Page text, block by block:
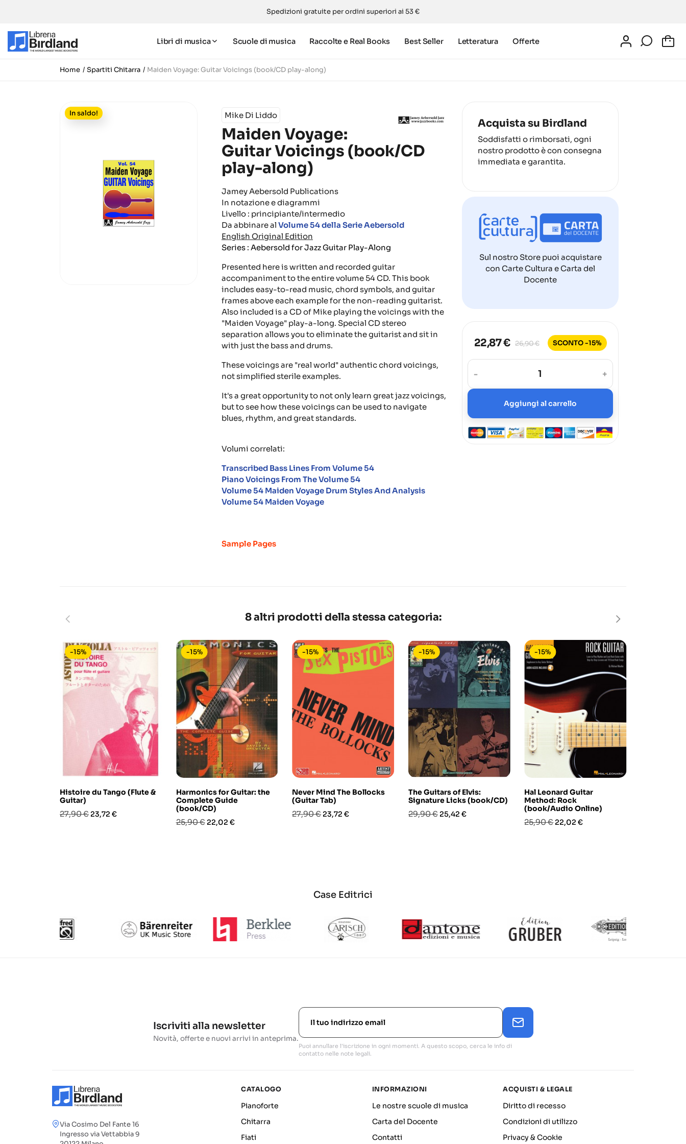
Spedizioni gratuite per ordini superiori ai 53 €
Libri di musica Scuole di musica Raccolte e Real Books Best Seller Letteratura Offerte
Home Spartiti Chitarra Maiden Voyage: Guitar Voicings (book/CD play-along)
In saldo! Mike Di Liddo
Maiden Voyage:
Guitar Voicings (book/CD
play-along)
Jamey Aebersold Publications
In notazione e diagrammi
Livello : principiante/intermedio
Da abbinare al Volume 54 della Serie Aebersold
English Original Edition
Series : Aebersold for Jazz Guitar Play-Along
Presented here is written and recorded guitar
accompaniment to the entire volume 54 CD. This book
includes easy-to-read music, chord symbols, and guitar
frames above each example for the non-reading guitarist.
Also included is a CD of Mike playing the voicings with the
"Maiden Voyage" play-a-long. Special CD stereo
separation allows you to eliminate the guitarist and sit in
with just the bass and drums.
These voicings are "real world" authentic chord voicings,
not simplified sterile examples.
It's a great opportunity to not only learn great jazz voicings,
but to see how these voicings can be used to navigate
blues, rhythm, and great standards.
Volumi correlati:
Transcribed Bass Lines From Volume 54
Piano Voicings From The Volume 54
Volume 54 Maiden Voyage Drum Styles And Analysis
Volume 54 Maiden Voyage
Sample Pages
Acquista su Birdland
Soddisfatti o rimborsati, ogni
nostro prodotto è con consegna
immediata e garantita.
Sul nostro Store puoi acquistare
con Carte Cultura e Carta del
Docente
22,87 € 26,90 € SCONTO -15%
- +
Aggiungi al carrello
8 altri prodotti della stessa categoria:
Histoire du Tango (Flute &
Guitar)
Prezzo
27,90 € Prezzo
23,72 €
-15%
Harmonics for Guitar: the
Complete Guide
(book/CD)
Prezzo
25,90 € Prezzo
22,02 €
-15%
Never Mind The Bollocks
(Guitar Tab)
Prezzo
27,90 € Prezzo
23,72 €
-15%
The Guitars of Elvis:
Signature Licks (book/CD)
Prezzo
29,90 € Prezzo
25,42 €
-15%
Hal Leonard Guitar
Method: Rock
(book/Audio Online)
Prezzo
25,90 €Prezzo
22,02 €
-15%
Case Editrici
Iscriviti alla newsletter
Novità, offerte e nuovi arrivi in anteprima.
Puoi annullare l'iscrizione in ogni momenti. A questo scopo, cerca le info di
contatto nelle note legali.
Via Cosimo Del Fante 16
Ingresso via Vettabbia 9
CATALOGO
Pianoforte
Chitarra
Fiati
INFORMAZIONI
Le nostre scuole di musica
Carta del Docente
Contatti
ACQUISTI & LEGALE
Diritto di recesso
Condizioni di utilizzo
Privacy & Cookie